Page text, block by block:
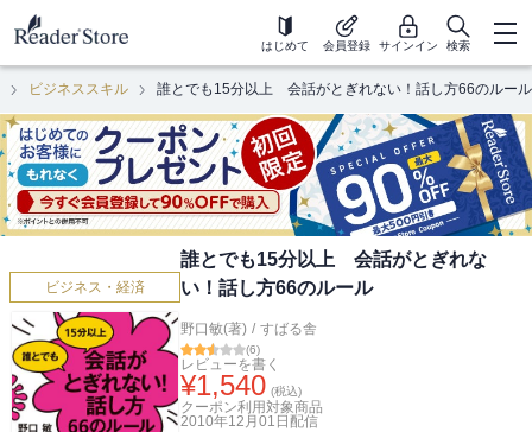
はじめて 会員登録 サインイン 検索
ビジネススキル 誰とでも15分以上 会話がとぎれない！話し方66のルール
ビジネス・経済
誰とでも15分以上 会話がとぎれな
い！話し方66のルール
野口敏(著) / すばる舎
(6)
レビューを書く
¥1,540 (税込)
クーポン利用対象商品
2010年12月01日 配信